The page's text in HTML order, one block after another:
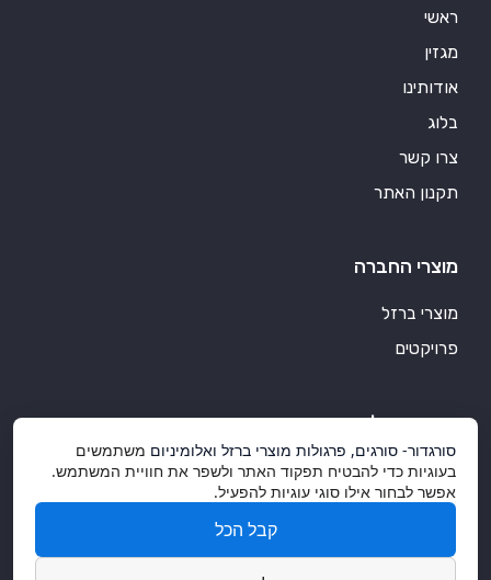
ראשי
מגזין
אודותינו
בלוג
צרו קשר
תקנון האתר
מוצרי החברה
מוצרי ברזל
פרויקטים
סורגדור אלומיניום
מוצרי אלומיניום איכותיים
אלומיניום ועיצוב הבית
סורגדור- סורגים, פרגולות מוצרי ברזל ואלומיניום משתמשים
בעוגיות כדי להבטיח תפקוד האתר ולשפר את חוויית המשתמש.
אפשר לבחור אילו סוגי עוגיות להפעיל.
קבל הכל